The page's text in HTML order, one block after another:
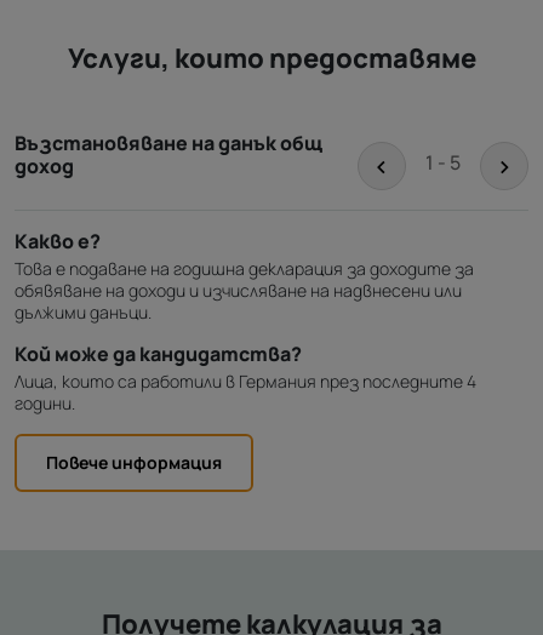
Услуги, които предоставяме
Възстановяване на данък общ
доход
< 1 - 5 >
Какво е?
Това е подаване на годишна декларация за доходите за
обявяване на доходи и изчисляване на надвнесени или
дължими данъци.
Кой може да кандидатства?
Лица, които са работили в Германия през последните 4
години.
Повече информация
Получете калкулация за